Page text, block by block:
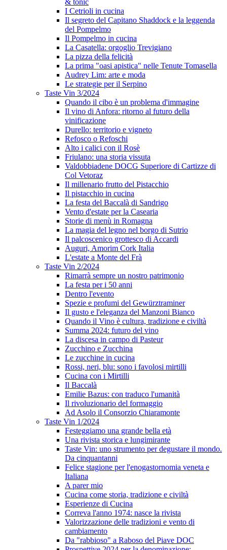
& tonic
I Cetrioli in cucina
Il segreto del Capitano Shaddock e la leggenda
del Pompelmo
Il Pompelmo in cucina
La Casatella: orgoglio Trevigiano
La pizza della felicità
La prima "oasi apistica" nelle Tenute Tomasella
Audrey Lim: arte e moda
Le strategie per il Serpino
Taste Vin 3/2024
Quando il cibo è un problema d'immagine
Il vino di Anfora: ritorno al futuro della
vinificazione
Durello: territorio e vigneto
Refosco o Refoschi
Alto i calici con il Rosè
Friulano: una storia vissuta
Valdobbiadene DOCG Superiore di Cartizze di
Col Vetoraz
Il millenario frutto del Pistacchio
Il pistacchio in cucina
La festa del Baccalà di Sandrigo
Vento d'estate per la Casearia
Storie di menù in Romagna
La magia del legno nel borgo di Sutrio
Il palcoscenico grottesco di Accardi
Auguri, Amorim Cork Italia
L'estate a Monte del Frà
Taste Vin 2/2024
Rimarrà sempre un nostro patrimonio
La festa per i 50 anni
Dentro l'evento
Spezie e profumi del Gewürztraminer
Il gusto e l'eleganza del Manzoni Bianco
Quando il Vino è cultura, tradizione e civiltà
Summa 2024: futuro del vino
La discesa in campo di Pasteur
Zucchino e Zucchina
Le zucchine in cucina
Rossi, neri, blu: sono i favolosi mirtilli
Cucina con i Mirtilli
Il Baccalà
Emilie Bazus: con traduco l'umanità
Il rivoluzionario del formaggio
Ad Asolo il Consorzio Chiaramonte
Taste Vin 1/2024
Festeggiamo una grande bella età
Una rivista storica e lungimirante
Taste Vin: uno strumento per degustare il mondo.
Da cinquantanni
Felice stagione per l'enogastornomia veneta e
Italiana
A parer mio
Cucina come storia, tradizione e civiltà
Esperienze di Cucina
Correva l'anno 1974: nasce la rivista
Valorizzazione delle tradizioni e vento di
cambiamento
Da "rabbioso" a Raboso del Piave DOC